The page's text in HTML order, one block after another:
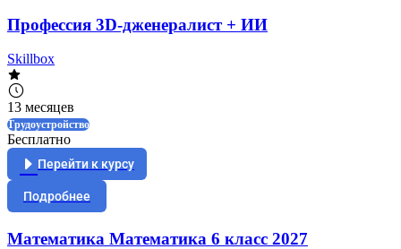
Профессия 3D-дженералист + ИИ
Skillbox
13 месяцев
Трудоустройство
Бесплатно
Перейти к курсу
Подробнее
Математика Математика 6 класс 2027